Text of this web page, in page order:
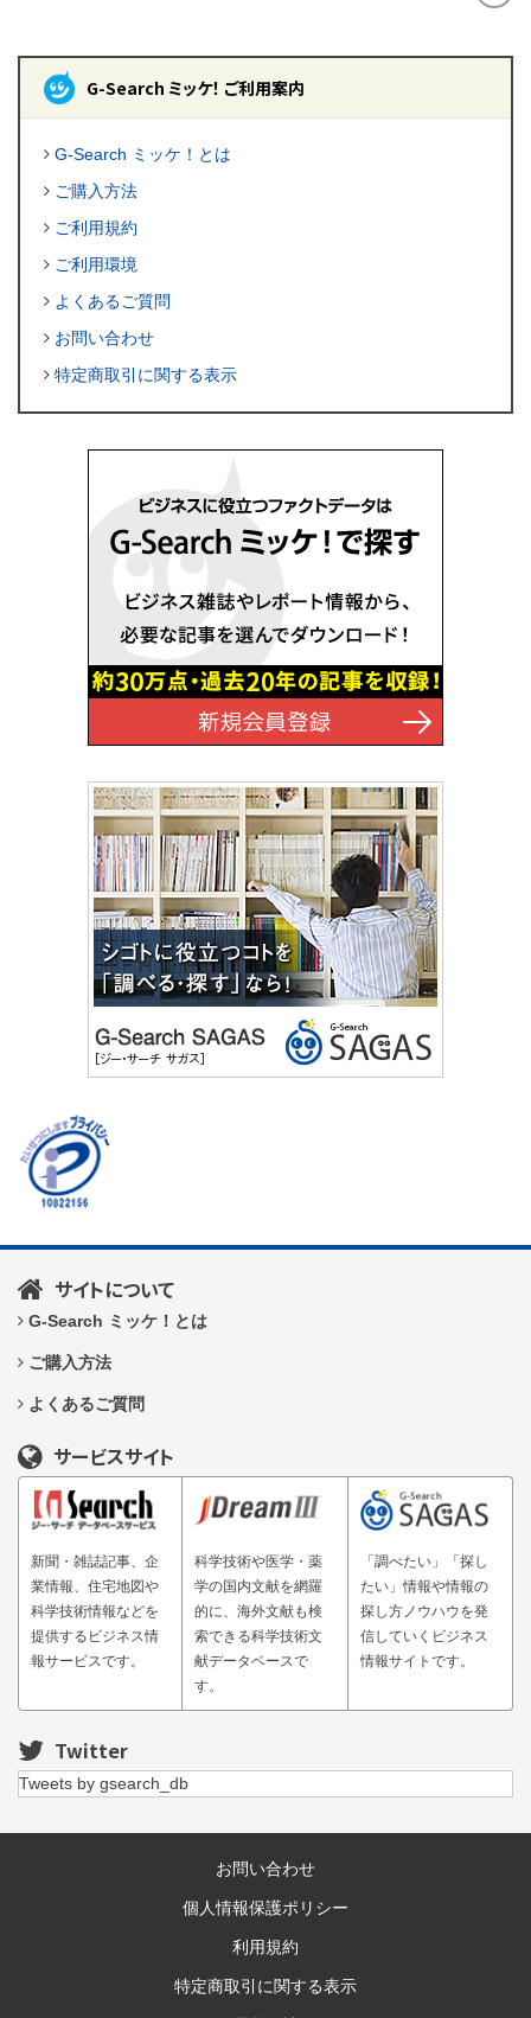
G-Search ミッケ！ ご利用案内
G-Search ミッケ！とは
ご購入方法
ご利用規約
ご利用環境
よくあるご質問
お問い合わせ
特定商取引に関する表示
サイトについて
G-Search ミッケ！とは
ご購入方法
よくあるご質問
サービスサイト
新聞・雑誌記事、企
業情報、住宅地図や
科学技術情報などを
提供するビジネス情
報サービスです。
科学技術や医学・薬
学の国内文献を網羅
的に、海外文献も検
索できる科学技術文
献データベースで
す。
「調べたい」「探し
たい」情報や情報の
探し方ノウハウを発
信していくビジネス
情報サイトです。
Twitter
Tweets by gsearch_db
お問い合わせ
個人情報保護ポリシー
利用規約
特定商取引に関する表示